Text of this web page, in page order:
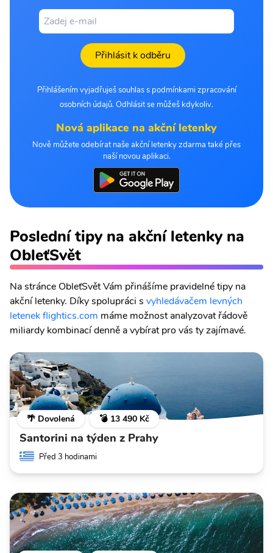
Přihlásit k odběru
Přihlášením vyjadřuješ souhlas s podmínkami zpracování
osobních údajů. Odhlásit se můžeš kdykoliv.
Nová aplikace na akční letenky
Nově můžete odebírat naše akční letenky zdarma také přes
naší novou aplikaci.
Poslední tipy na akční letenky na
ObleťSvět
Na stránce ObleťSvět Vám přinášíme pravidelné tipy na
akční letenky. Díky spolupráci s vyhledávačem levných
letenek flightics.com máme možnost analyzovat řádově
miliardy kombinací denně a vybírat pro vás ty zajímavé.
🌴 Dovolená 💣 13 490 Kč
Santorini na týden z Prahy
Před 3 hodinami